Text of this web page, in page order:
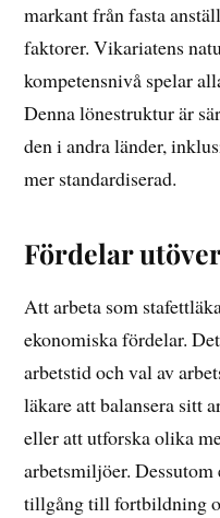
markant från fasta
faktorer. Vikariatens
kompetensnivå spelar
Denna lönestruktur är
den i andra länder,
mer standardiserad.
Fördelar
Att arbeta som
ekonomiska fördelar.
arbetstid och val av
läkare att balansera sitt
eller att utforska olika
arbetsmiljöer.
tillgång till fortbildning